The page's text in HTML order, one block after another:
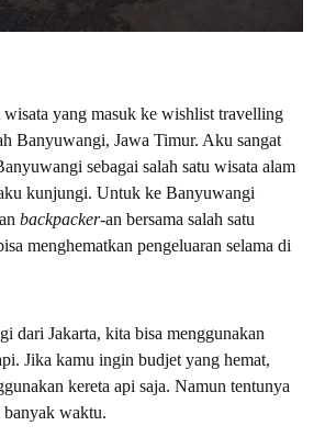
wisata yang masuk ke wishlist travelling
Banyuwangi, Jawa Timur. Aku sangat
sebagai salah satu wisata alam
kunjungi. Untuk ke Banyuwangi
backpacker-an bersama salah satu
menghematkan pengeluaran selama di
dari Jakarta, kita bisa menggunakan
Jika kamu ingin budjet yang hemat,
kereta api saja. Namun tentunya
waktu.